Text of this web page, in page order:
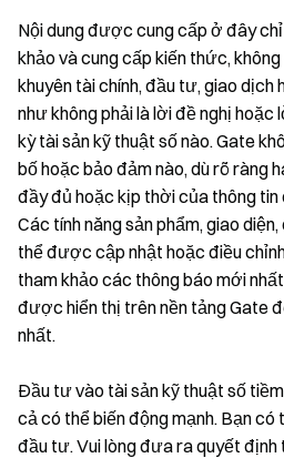
Nội dung được cung cấp ở đây
khảo và cung cấp kiến thức,
khuyên tài chính, đầu tư, giao dịch
như không phải là lời đề nghị hoặc
kỳ tài sản kỹ thuật số nào. Gate
bố hoặc bảo đảm nào, dù rõ ràng
đầy đủ hoặc kịp thời của thông
Các tính năng sản phẩm, giao
thể được cập nhật hoặc điều
tham khảo các thông báo mới
được hiển thị trên nền tảng Gate
nhất.
Đầu tư vào tài sản kỹ thuật số
cả có thể biến động mạnh. Bạn
đầu tư. Vui lòng đưa ra quyết